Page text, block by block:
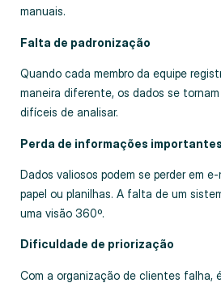
manuais.
Falta de padronização
Quando cada membro da equipe
maneira diferente, os dados se
difíceis de analisar.
Perda de informações importantes
Dados valiosos podem se perder em
papel ou planilhas. A falta de um
uma visão 360º.
Dificuldade de priorização
Com a organização de clientes falha,